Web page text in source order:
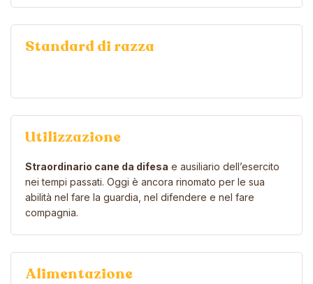
Standard di razza
Utilizzazione
Straordinario cane da difesa e ausiliario dell’esercito
nei tempi passati. Oggi è ancora rinomato per le sua
abilità nel fare la guardia, nel difendere e nel fare
compagnia.
Alimentazione